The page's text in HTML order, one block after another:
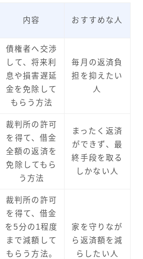
内容 おすすめな人
債権者へ交渉
して、将来利
息や損害遅延
金を免除して
もらう方法
毎月の返済負
担を抑えたい
人
裁判所の許可
を得て、借金
全額の返済を
免除してもら
う方法
まったく返済
ができず、最
終手段を取る
しかない人
裁判所の許可
を得て、借金
を5分の1程度
まで減額して
もらう方法。
家を守りなが
ら返済額を減
らしたい人